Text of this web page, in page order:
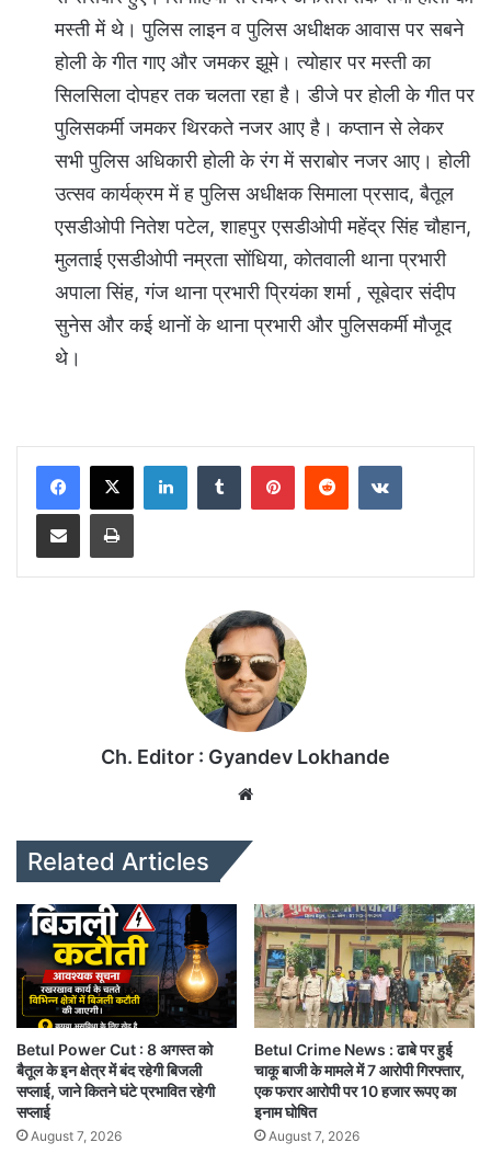
मस्ती में थे। पुलिस लाइन व पुलिस अधीक्षक आवास पर सबने
होली के गीत गाए और जमकर झूमे। त्योहार पर मस्ती का
सिलसिला दोपहर तक चलता रहा है। डीजे पर होली के गीत पर
पुलिसकर्मी जमकर थिरकते नजर आए है। कप्तान से लेकर
सभी पुलिस अधिकारी होली के रंग में सराबोर नजर आए। होली
उत्सव कार्यक्रम में ह पुलिस अधीक्षक सिमाला प्रसाद, बैतूल
एसडीओपी नितेश पटेल, शाहपुर एसडीओपी महेंद्र सिंह चौहान,
मुलताई एसडीओपी नम्रता सोंधिया, कोतवाली थाना प्रभारी
अपाला सिंह, गंज थाना प्रभारी प्रियंका शर्मा , सूबेदार संदीप
सुनेस और कई थानों के थाना प्रभारी और पुलिसकर्मी मौजूद
थे।
Ch. Editor : Gyandev Lokhande
Related Articles
Betul Power Cut : 8 अगस्त को
बैतूल के इन क्षेत्र में बंद रहेगी बिजली
सप्लाई, जाने कितने घंटे प्रभावित रहेगी
सप्लाई
August 7, 2026
Betul Crime News : ढाबे पर हुई
चाकू बाजी के मामले में 7 आरोपी गिरफ्तार,
एक फरार आरोपी पर 10 हजार रूपए का
इनाम घोषित
August 7, 2026